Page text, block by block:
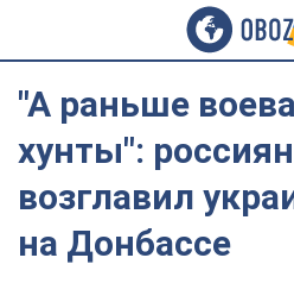
"А раньше
хунты":
возглавил
на Донбассе